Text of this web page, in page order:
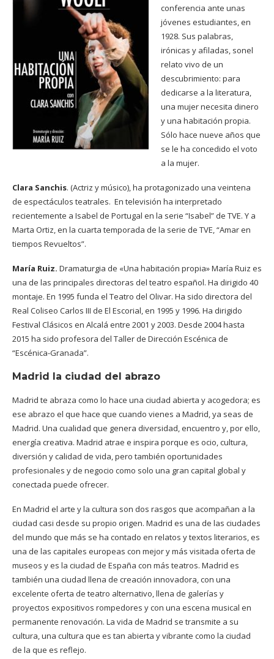
conferencia ante unas
jóvenes estudiantes, en
1928. Sus palabras,
irónicas y afiladas, sonel
relato vivo de un
descubrimiento: para
dedicarse a la literatura,
una mujer necesita dinero
y una habitación propia.
Sólo hace nueve años que
se le ha concedido el voto
a la mujer.
Clara Sanchis. (Actriz y músico), ha protagonizado una veintena
de espectáculos teatrales. En televisión ha interpretado
recientemente a Isabel de Portugal en la serie “Isabel” de TVE. Y a
Marta Ortiz, en la cuarta temporada de la serie de TVE, “Amar en
tiempos Revueltos”.
María Ruiz. Dramaturgia de «Una habitación propia»María Ruiz es
una de las principales directoras del teatro español. Ha dirigido 40
montaje. En 1995 funda el Teatro del Olivar. Ha sido directora del
Real Coliseo Carlos III de El Escorial, en 1995 y 1996. Ha dirigido
Festival Clásicos en Alcalá entre 2001 y 2003. Desde 2004 hasta
2015 ha sido profesora del Taller de Dirección Escénica de
“Escénica-Granada”.
Madrid la ciudad del abrazo
Madrid te abraza como lo hace una ciudad abierta y acogedora; es
ese abrazo el que hace que cuando vienes a Madrid, ya seas de
Madrid. Una cualidad que genera diversidad, encuentro y, por ello,
energía creativa. Madrid atrae e inspira porque es ocio, cultura,
diversión y calidad de vida, pero también oportunidades
profesionales y de negocio como solo una gran capital global y
conectada puede ofrecer.
En Madrid el arte y la cultura son dos rasgos que acompañan a la
ciudad casi desde su propio origen. Madrid es una de las ciudades
del mundo que más se ha contado en relatos y textos literarios, es
una de las capitales europeas con mejor y más visitada oferta de
museos y es la ciudad de España con más teatros. Madrid es
también una ciudad llena de creación innovadora, con una
excelente oferta de teatro alternativo, llena de galerías y
proyectos expositivos rompedores y con una escena musical en
permanente renovación. La vida de Madrid se transmite a su
cultura, una cultura que es tan abierta y vibrante como la ciudad
de la que es reflejo.